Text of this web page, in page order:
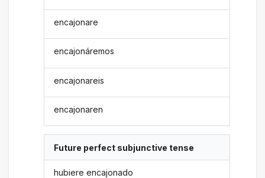
encajonare
encajonáremos
encajonareis
encajonaren
Future perfect subjunctive tense
hubiere encajonado